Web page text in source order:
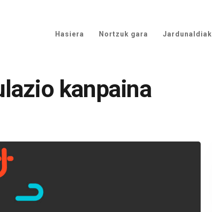
Hasiera Nortzuk gara Jardunaldiak
kanpaina